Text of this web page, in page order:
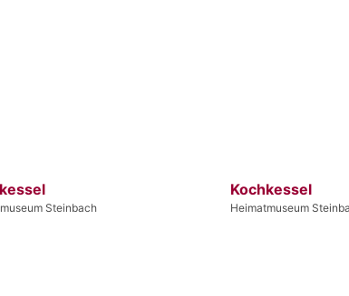
Steinbach
Kochkessel
Heimatmuseum